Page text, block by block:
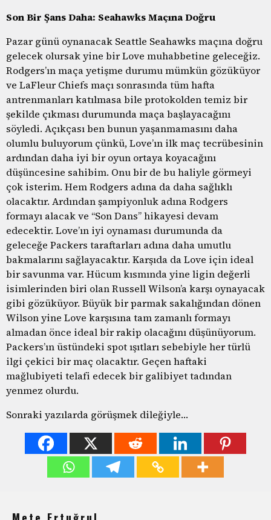
Son Bir Şans Daha: Seahawks Maçına Doğru
Pazar günü oynanacak Seattle Seahawks maçına doğru
gelecek olursak yine bir Love muhabbetine geleceğiz.
Rodgers’ın maça yetişme durumu mümkün gözüküyor
ve LaFleur Chiefs maçı sonrasında tüm hafta
antrenmanları katılmasa bile protokolden temiz bir
şekilde çıkması durumunda maça başlayacağını
söyledi. Açıkçası ben bunun yaşanmamasını daha
olumlu buluyorum çünkü, Love’ın ilk maç tecrübesinin
ardından daha iyi bir oyun ortaya koyacağını
düşüncesine sahibim. Onu bir de bu haliyle görmeyi
çok isterim. Hem Rodgers adına da daha sağlıklı
olacaktır. Ardından şampiyonluk adına Rodgers
formayı alacak ve “Son Dans” hikayesi devam
edecektir. Love’ın iyi oynaması durumunda da
geleceğe Packers taraftarları adına daha umutlu
bakmalarını sağlayacaktır. Karşıda da Love için ideal
bir savunma var. Hücum kısmında yine ligin değerli
isimlerinden biri olan Russell Wilson’a karşı oynayacak
gibi gözüküyor. Büyük bir parmak sakalığından dönen
Wilson yine Love karşısına tam zamanlı formayı
almadan önce ideal bir rakip olacağını düşünüyorum.
Packers’ın üstündeki spot ışıtları sebebiyle her türlü
ilgi çekici bir maç olacaktır. Geçen haftaki
mağlubiyeti telafi edecek bir galibiyet tadından
yenmez olurdu.
Sonraki yazılarda görüşmek dileğiyle…